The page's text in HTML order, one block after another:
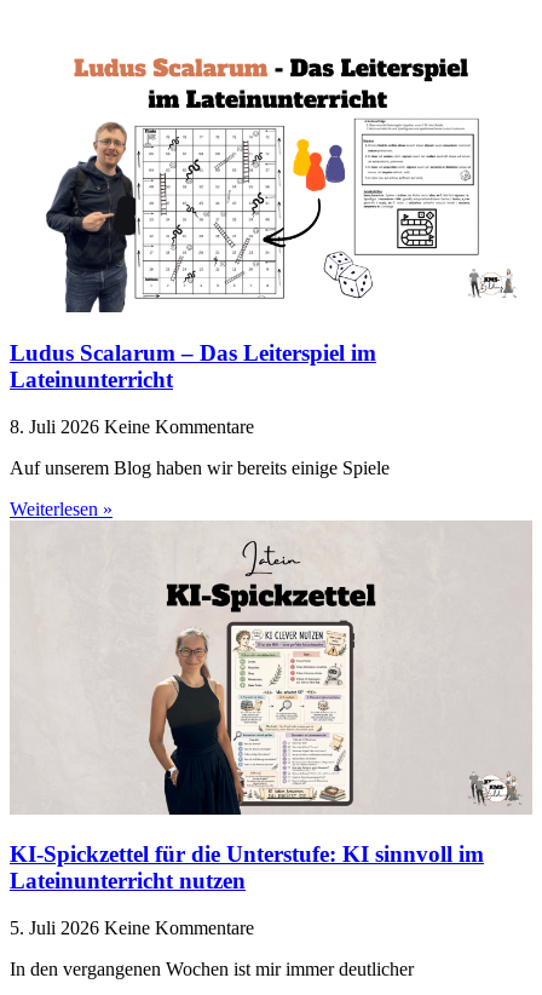
Ludus Scalarum – Das Leiterspiel im
Lateinunterricht
8. Juli 2026 Keine Kommentare
Auf unserem Blog haben wir bereits einige Spiele
Weiterlesen »
KI-Spickzettel für die Unterstufe: KI sinnvoll im
Lateinunterricht nutzen
5. Juli 2026 Keine Kommentare
In den vergangenen Wochen ist mir immer deutlicher